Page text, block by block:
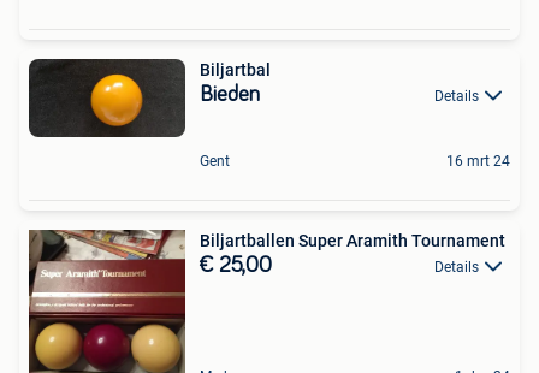
Biljartbal
Bieden Details
Gent 16 mrt 24
Biljartballen Super Aramith Tournament
€ 25,00 Details